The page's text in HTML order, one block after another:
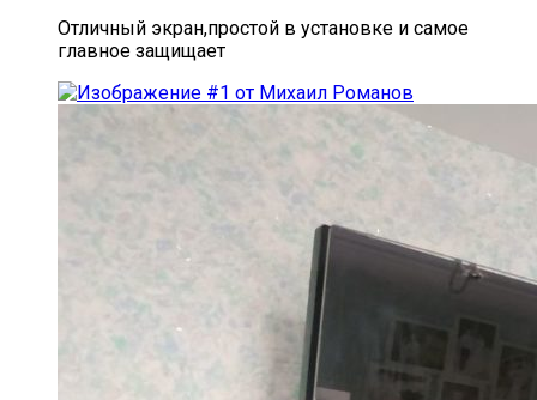
Отличный экран,простой в установке и самое
главное защищает